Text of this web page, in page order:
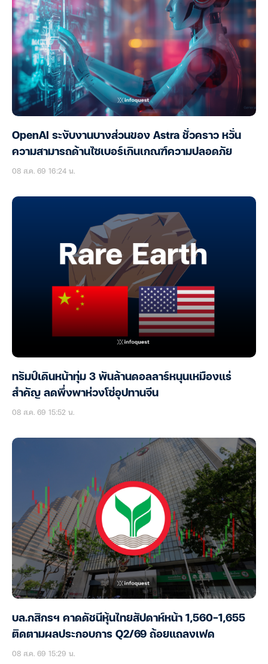
OpenAI ระงับงานบางส่วนของ Astra ชั่วคราว หวั่น
ความสามารถด้านไซเบอร์เกินเกณฑ์ความปลอดภัย
08 ส.ค. 69 16:24 น.
ทรัมป์เดินหน้าทุ่ม 3 พันล้านดอลลาร์หนุนเหมืองแร่
สำคัญ ลดพึ่งพาห่วงโซ่อุปทานจีน
08 ส.ค. 69 15:52 น.
บล.กสิกรฯ คาดดัชนีหุ้นไทยสัปดาห์หน้า 1,560-1,655
ติดตามผลประกอบการ Q2/69 ถ้อยแถลงเฟด
08 ส.ค. 69 15:29 น.